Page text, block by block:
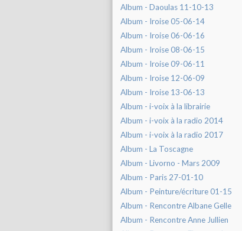
Album - Daoulas 11-10-13
Album - Iroise 05-06-14
Album - Iroise 06-06-16
Album - Iroise 08-06-15
Album - Iroise 09-06-11
Album - Iroise 12-06-09
Album - Iroise 13-06-13
Album - i-voix à la librairie
Album - i-voix à la radio 2014
Album - i-voix à la radio 2017
Album - La Toscagne
Album - Livorno - Mars 2009
Album - Paris 27-01-10
Album - Peinture/écriture 01-15
Album - Rencontre Albane Gelle
Album - Rencontre Anne Jullien